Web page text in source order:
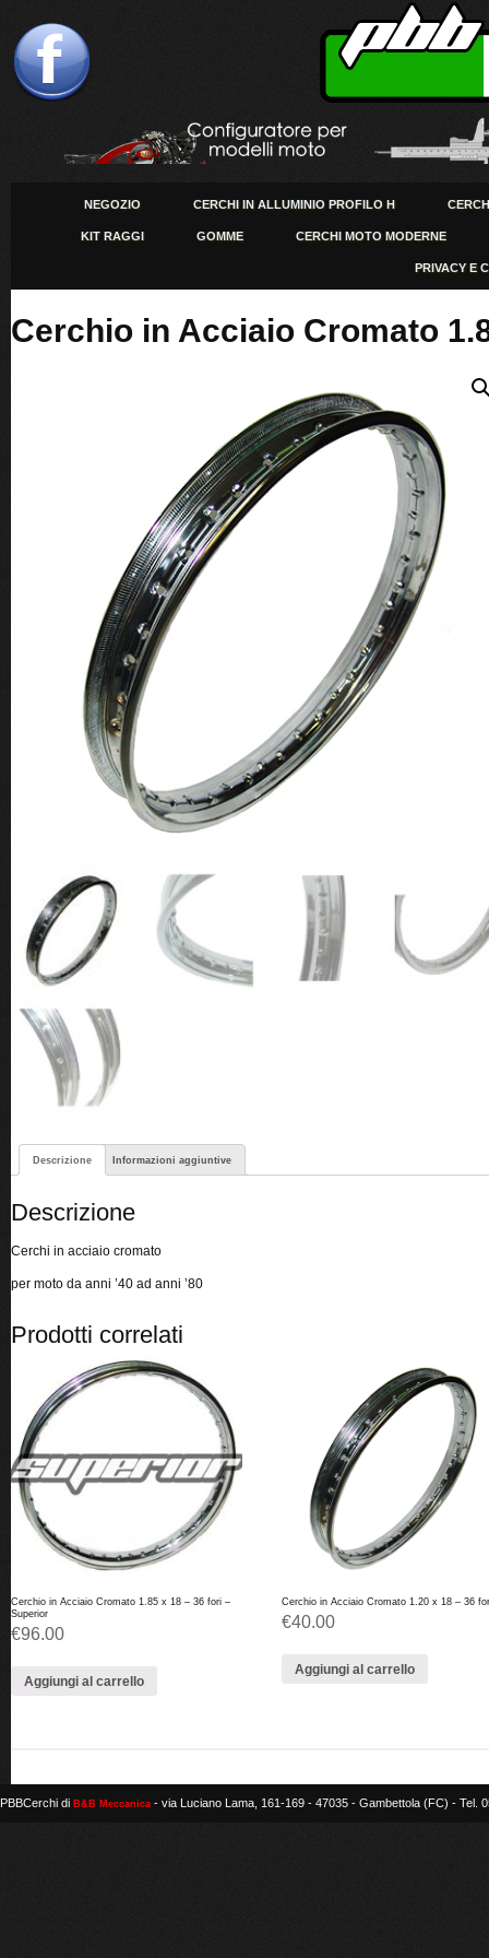
NEGOZIO CERCHI IN ALLUMINIO PROFILO H
KIT RAGGI GOMME CERCHI MOTO MODERNE
PRIVACY E
Cerchio in Acciaio Cromato
Descrizione Informazioni aggiuntive
Descrizione
Cerchi in acciaio cromato
per moto da anni ’40 ad anni ’80
Prodotti correlati
Cerchio in Acciaio Cromato 1.85 x 18 – 36 fori –
Superior
€96.00
Aggiungi al carrello
Cerchio in Acciaio Cromato 1.20 x 18 – 36
€40.00
Aggiungi al carrello
PBBCerchi di B&B Meccanica - via Luciano Lama, 161-169 - 47035 - Gambettola (FC) - Tel.